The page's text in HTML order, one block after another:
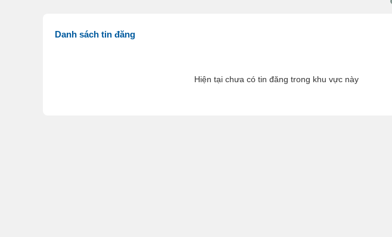
Danh sách tin đăng
Hiện tại chưa có tin đăng trong khu vực này